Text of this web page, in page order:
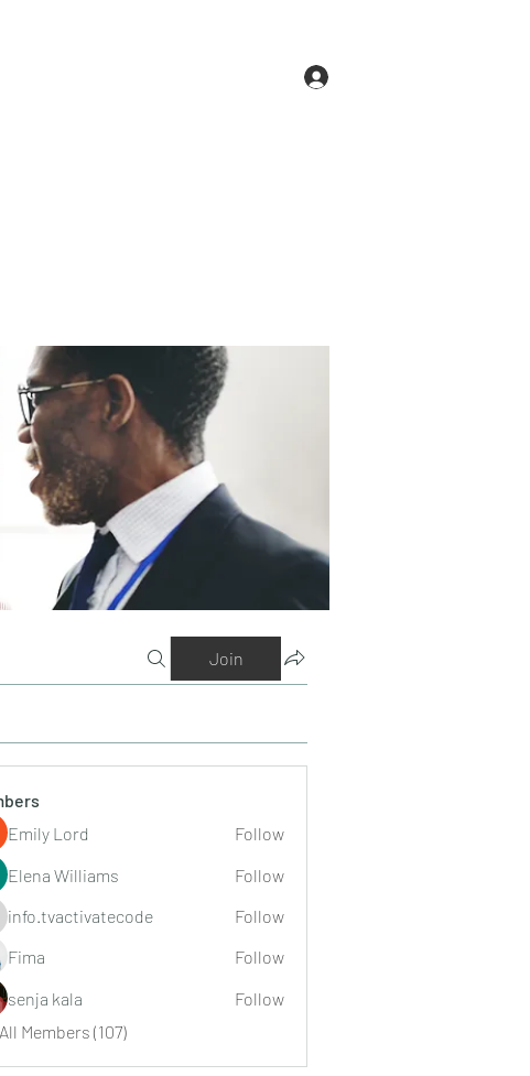
Join
Emily Lord
Follow
Elena Williams
Follow
info.tvactivatecode
Follow
Fima
Follow
senja kala
Follow
Members (107)